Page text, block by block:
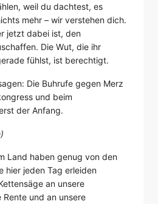
weil du dachtest, es
mehr – wir verstehen dich.
jetzt dabei ist, den
Die Wut, die ihr
fühlst, ist berechtigt.
Die Buhrufe gegen Merz
und beim
der Anfang.
Land haben genug von den
hier jeden Tag erleiden
an unsere
und an unsere